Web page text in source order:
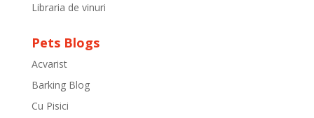
Libraria de vinuri
Pets Blogs
Acvarist
Barking Blog
Cu Pisici